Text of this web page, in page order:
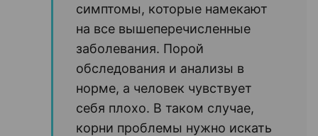
симптомы, которые намекают
на все вышеперечисленные
заболевания. Порой
обследования и анализы в
норме, а человек чувствует
себя плохо. В таком случае,
корни проблемы нужно искать